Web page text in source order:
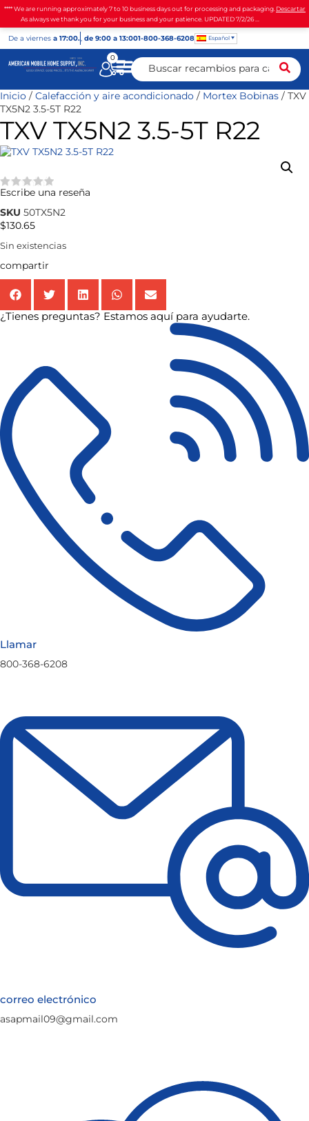
**** We are running approximately 7 to 10 business days out for processing and packaging.
As always we thank you for your business and your patience. UPDATED 7/2/26 ...
Descartar
De a viernes a 17:00., de 9:00 a 13:001-800-368-6208 Español
0
Inicio / Calefacción y aire acondicionado / Mortex Bobinas / TXV
TX5N2 3.5-5T R22
TXV TX5N2 3.5-5T R22
★★★★★
Escribe una reseña
SKU 50TX5N2
$130.65
Sin existencias
compartir
¿Tienes preguntas? Estamos aquí para ayudarte.
Llamar
800-368-6208
correo electrónico
asapmail09@gmail.com